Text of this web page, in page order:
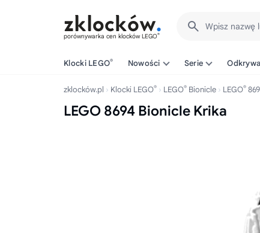
porównywarka cen klocków LEGO®
Wpisz nazwę
Klocki LEGO® Nowości Serie
zklocków.pl Klocki LEGO® LEGO® Bionicle LEGO®
LEGO 8694 Bionicle Krika